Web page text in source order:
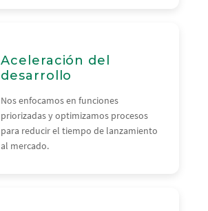
Aceleración del
desarrollo
Nos enfocamos en funciones
priorizadas y optimizamos procesos
para reducir el tiempo de lanzamiento
al mercado.